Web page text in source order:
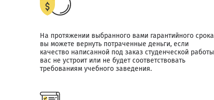
На протяжении выбранного вами гарантийного срока
вы можете вернуть потраченные деньги, если
качество написанной под заказ студенческой работы
вас не устроит или не будет соответствовать
требованиям учебного заведения.